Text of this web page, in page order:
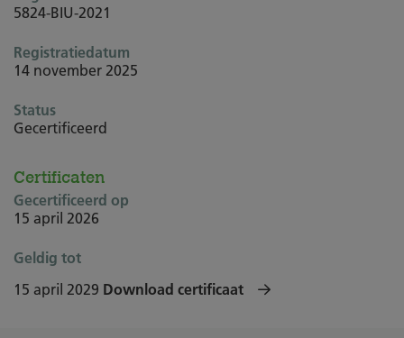
5824-BIU-2021
Registratiedatum
14 november 2025
Status
Gecertificeerd
Certificaten
Gecertificeerd op
15 april 2026
Geldig tot
15 april 2029 Download certificaat